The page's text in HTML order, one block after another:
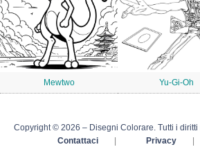
Mewtwo Yu-Gi-Oh
Copyright © 2026 – Disegni Colorare. Tutti i diritti
Contattaci
Privacy